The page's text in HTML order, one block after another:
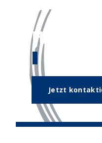
Haben
Unser
Jetzt